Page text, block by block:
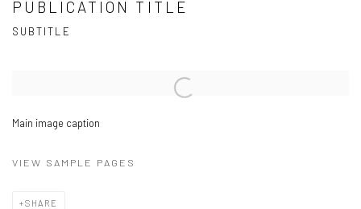
PUBLICATION TITLE
SUBTITLE
Open a larger version of the following image in a popup:
Main image caption
VIEW SAMPLE PAGES
SHARE